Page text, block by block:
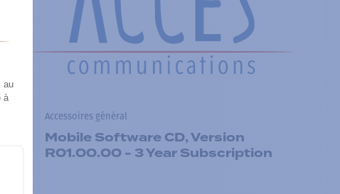
Accessoires général
Mobile Software CD, Version
R01.00.00 - 3 Year Subscription